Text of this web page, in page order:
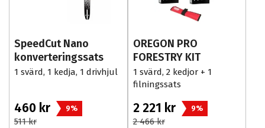
SpeedCut Nano
konverteringssats
1 svärd, 1 kedja, 1 drivhjul
460 kr 9%
511 kr
OREGON PRO
FORESTRY KIT
1 svärd, 2 kedjor + 1
filningssats
2 221 kr 9%
2 466 kr